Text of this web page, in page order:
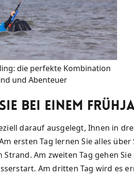
die perfekte Kombination
und Abenteuer
bei einem
darauf ausgelegt, Ihnen in
ersten Tag lernen Sie alles
Am zweiten Tag gehen
Am dritten Tag wird es